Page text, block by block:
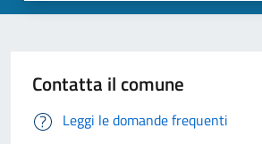
Contatta il comune
Leggi le domande frequenti